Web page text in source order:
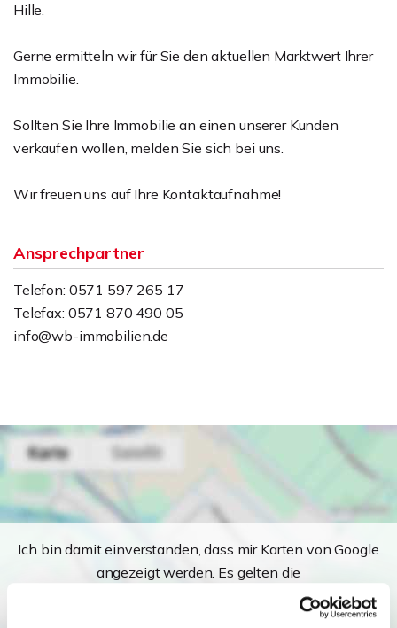
Hille.
Gerne ermitteln wir für Sie den aktuellen Marktwert Ihrer
Immobilie.
Sollten Sie Ihre Immobilie an einen unserer Kunden
verkaufen wollen, melden Sie sich bei uns.
Wir freuen uns auf Ihre Kontaktaufnahme!
Ansprechpartner
Telefon: 0571 597 265 17
Telefax: 0571 870 490 05
info@wb-immobilien.de
Ich bin damit einverstanden, dass mir Karten von Google
angezeigt werden. Es gelten die
Datenschutzbedingungen von Google